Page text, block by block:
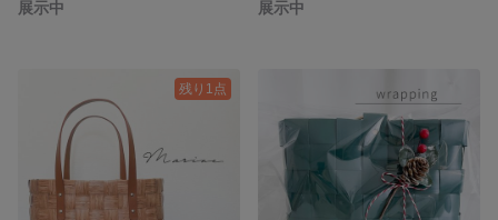
展示中
展示中
残り1点